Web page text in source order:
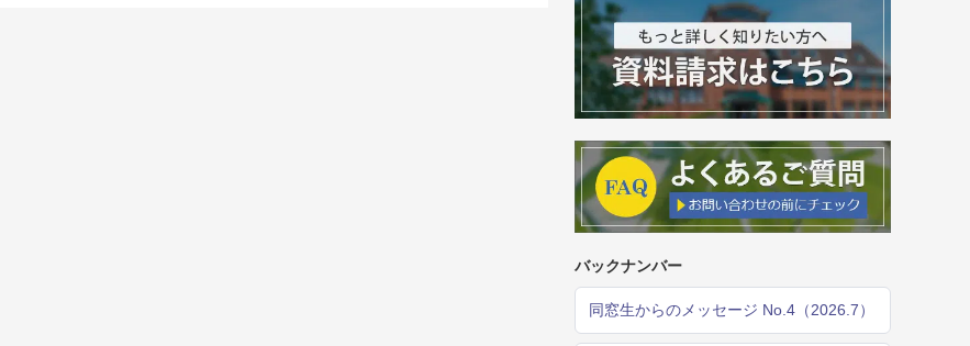
バックナンバー
同窓生からのメッセージ No.4（2026.7）